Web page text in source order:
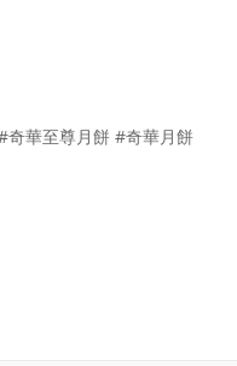
華至尊月餅 #奇華月餅